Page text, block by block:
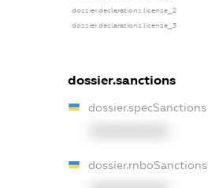
dossier.declarations.license_2
dossier.declarations.license_3
dossier.sanctions
dossier.specSanctions
dossier.rnboSanctions